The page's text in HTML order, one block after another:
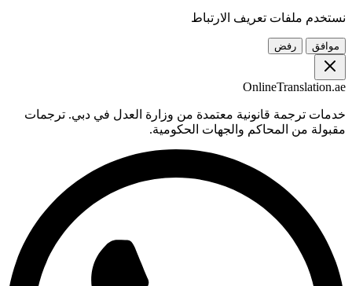
نستخدم ملفات تعريف الارتباط
موافق رفض
OnlineTranslation.ae
خدمات ترجمة قانونية معتمدة من وزارة العدل في دبي. ترجمات
مقبولة من المحاكم والجهات الحكومية.